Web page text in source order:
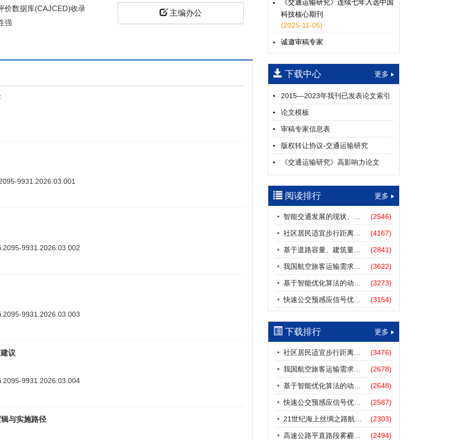
价数据库(CAJCED)收录
强
主编办公
9931.2026.03.001
9931.2026.03.002
9931.2026.03.003
议
9931.2026.03.004
与实施路径
《交通运输研究》连续七年入选中国
科技核心期刊
(2025-11-05)
诚邀审稿专家
(2024-04-25)
下载中心 更多
2015—2023年我刊已发表论文索引
论文模板
审稿专家信息表
版权转让协议-交通运输研究
《交通运输研究》高影响力论文
（2012—2022）
参考文献及常用法定计量单位样例
中英文摘要撰写规范及样例
阅读排行 更多
(2546)
社区居民适宜步行距离阈值研究 (4167)
基于道路容量、建筑量、汽车保有量的拥堵指数敏感性分析 (2841)
我国航空旅客运输需求预测——基于计量经济学与系统动力学组合模型 (3622)
(3273)
快速公交预感应信号优先协调控制策略 (3154)
下载排行 更多
社区居民适宜步行距离阈值研究 (3476)
我国航空旅客运输需求预测——基于计量经济学与系统动力学组合模型 (2678)
(2648)
快速公交预感应信号优先协调控制策略 (2587)
(2303)
高速公路平直路段雾霾天气下的IDM跟驰模型分析 (2494)